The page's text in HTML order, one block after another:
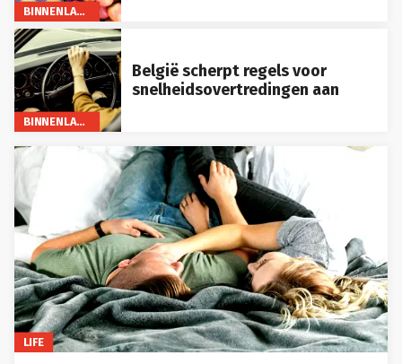
BINNENLAND
BINNENLAND
België scherpt regels voor
snelheidsovertredingen aan
LIFE